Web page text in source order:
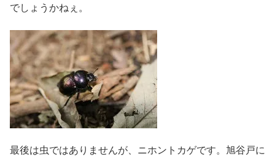
でしょうかねぇ。
最後は虫ではありませんが、ニホントカゲです。旭谷戸に